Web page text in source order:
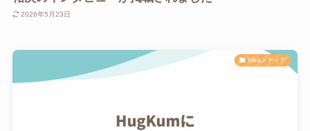
2026年5月23日
Webメディア